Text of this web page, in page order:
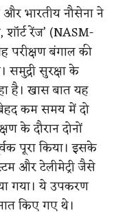
भारतीय नौसेना ने
रेंज’ (NASM-
परीक्षण बंगाल की
सुरक्षा के
है। खास बात यह
बेहद कम समय में दो
के दौरान दोनों
पूरा किया। इसके
और टेलीमेट्री जैसे
गया। ये उपकरण
किए गए थे।